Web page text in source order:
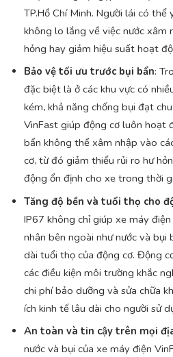
TP.Hồ Chí Minh. Người lái có
không lo lắng về việc nước xâm
hỏng hay giảm hiệu suất hoạt
Bảo vệ tối ưu trước bụi bẩn:
đặc biệt là ở các khu vực có
kém, khả năng chống bụi đạt
VinFast giúp động cơ luôn hoạt
bẩn không thể xâm nhập vào
cơ, từ đó giảm thiểu rủi ro hư
động ổn định cho xe trong thời
Tăng độ bền và tuổi thọ cho
IP67 không chỉ giúp xe máy
nhân bên ngoài như nước và bụi
dài tuổi thọ của động cơ. Động
các điều kiện môi trường khắc
chi phí bảo dưỡng và sửa chữa
ích kinh tế lâu dài cho người sử
An toàn và tin cậy trên mọi
nước và bụi của xe máy điện